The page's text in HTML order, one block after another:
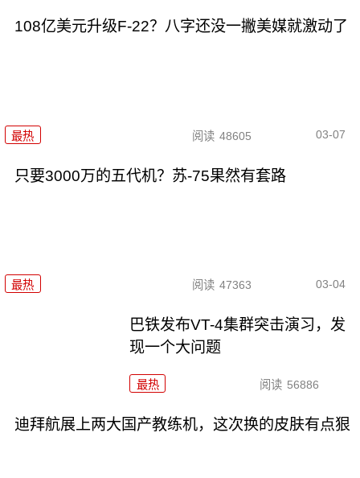
108亿美元升级F-22？八字还没一撇美媒就激动了
最热 阅读 48605 03-07
只要3000万的五代机？苏-75果然有套路
最热 阅读 47363 03-04
巴铁发布VT-4集群突击演习，发
现一个大问题
最热 阅读 56886
迪拜航展上两大国产教练机，这次换的皮肤有点狠